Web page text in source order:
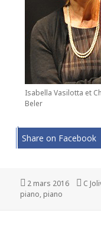
Isabella Vasilotta et
Beler
Share on Facebook
Publié
le
2 mars 2016 C
piano, piano